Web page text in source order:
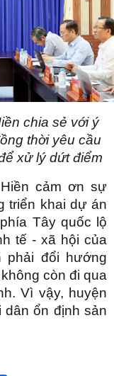
chia sẻ với ý
thời yêu cầu
xử lý dứt điểm
cảm ơn sự
triển khai dự án
Tây quốc lộ
tế - xã hội của
phải đổi hướng
còn đi qua
Vì vậy, huyện
dân ổn định sản